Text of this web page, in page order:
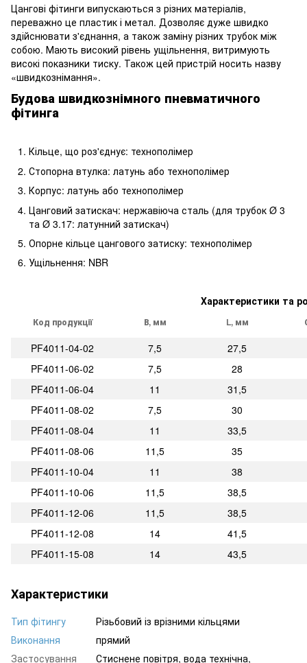
Цангові фітинги випускаються з різних матеріалів,
переважно це пластик і метал. Дозволяє дуже швидко
здійснювати з'єднання, а також заміну різних трубок між
собою. Мають високий рівень ущільнення, витримують
високі показники тиску. Також цей пристрій носить назву
«швидкознімання».
Будова швидкознімного пневматичного
фітинга
Кільце, що роз'єднує: технополімер
Стопорна втулка: латунь або технополімер
Корпус: латунь або технополімер
Цанговий затискач: нержавіюча сталь (для трубок Ø 3
та Ø 3.17: латунний затискач)
Опорне кільце цангового затиску: технополімер
Ущільнення: NBR
Характеристики та
Код продукції В, мм L, мм
PF4011-04-02 7,5
27,5
PF4011-06-02
7,5
28
PF4011-06-04
11
31,5
PF4011-08-02
7,5
30
PF4011-08-04
11
33,5
PF4011-08-06
11,5
35
PF4011-10-04
11
38
PF4011-10-06
11,5
38,5
PF4011-12-06
11,5
38,5
PF4011-12-08
14
41,5
PF4011-15-08
14 43,5
Характеристики
Тип фітингу
Різьбовий із врізними кільцями
Виконання
прямий
Застосування
Стиснене повітря, вода технічна,